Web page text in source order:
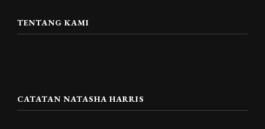
TENTANG KAMI
CATATAN NATASHA HARRIS